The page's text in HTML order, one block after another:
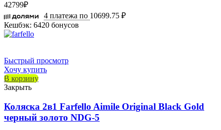
42799₽
4 платежа по 10699.75 ₽
Кешбэк: 6420 бонусов
Быстрый просмотр
Хочу купить
В корзину
Закрыть
Коляска 2в1 Farfello Aimile Original Black Gold
черный золото NDG-5